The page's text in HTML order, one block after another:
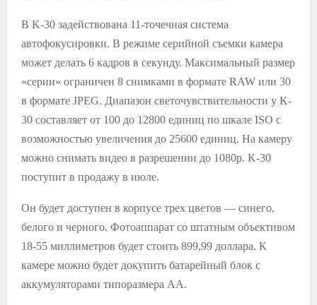
В K-30 задействована 11-точечная система
автофокусировки. В режиме серийной съемки камера
может делать 6 кадров в секунду. Максимальный размер
«серии» ограничен 8 снимками в формате RAW или 30
в формате JPEG. Диапазон светочувствительности у K-
30 составляет от 100 до 12800 единиц по шкале ISO с
возможностью увеличения до 25600 единиц. На камеру
можно снимать видео в разрешении до 1080p. K-30
поступит в продажу в июле.
Он будет доступен в корпусе трех цветов — синего,
белого и черного. Фотоаппарат со штатным объективом
18-55 миллиметров будет стоить 899,99 доллара. К
камере можно будет докупить батарейный блок с
аккумуляторами типоразмера AA.